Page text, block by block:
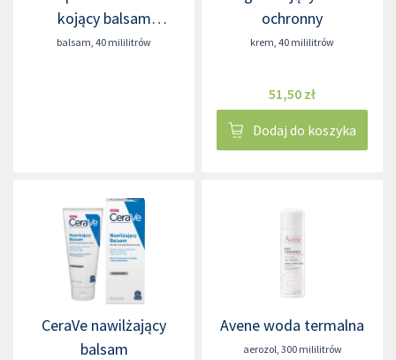
kojący balsam
regenerujący
balsam, 40 mililitrów
ochronny
krem, 40 mililitrów
51,50 zł
Dodaj do koszyka
CeraVe nawilżający
balsam
Avene woda termalna
aerozol, 300 mililitrów